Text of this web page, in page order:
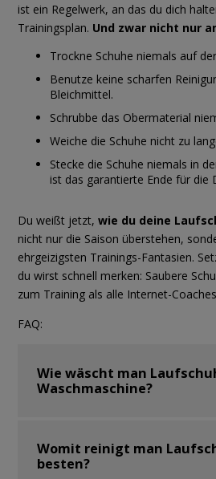
ist ein Regelwerk, an das du dich
Trainingsplan. Und zwar nicht nur
Trockne Schuhe niemals auf
Benutze keine scharfen
Bleichmittel.
Schrubbe das Obermaterial
Weiche die Schuhe nicht zu
Stecke die Schuhe niemals in
ist das garantierte Ende für die
Du weißt jetzt, wie du deine
nicht nur die Saison überstehen,
ehrgeizigsten Trainings-Fantasien.
du wirst schnell merken: Saubere
zum Training als alle Internet-
FAQ:
Wie wäscht man
Waschmaschine?
Womit reinigt man
besten?